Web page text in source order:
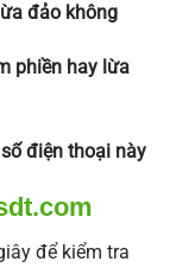
đảo không
phiền hay lừa
điện thoại này
để kiểm tra